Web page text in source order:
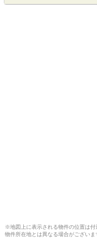
※地図上に表示される物件の位置は
物件所在地とは異なる場合がございま